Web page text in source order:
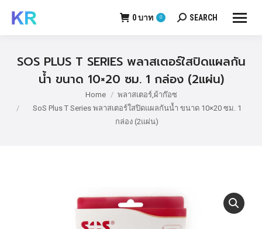
0บาท 0 Search:
SEARCH
SOS PLUS T SERIES พลาสเตอร์ใสปิดแผลกัน
น้ำ ขนาด 10×20 ซม. 1 กล่อง (2แผ่น)
Home
พลาสเตอร์,ผ้าก๊อซ
SoS Plus T Series พลาสเตอร์ใสปิดแผลกันน้ำ ขนาด 10×20 ซม. 1
กล่อง (2แผ่น)